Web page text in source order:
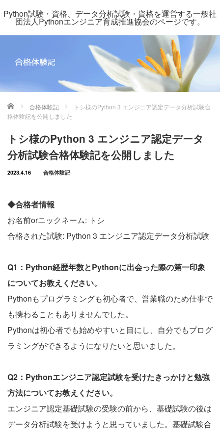
Python試験・資格、データ分析試験・資格を運営する一般社
団法人Pythonエンジニア育成推進協会のページです。
ホーム 合格体験記
トシ様のPython 3 エンジニア認定データ分析試験合
格体験記を公開しました
トシ様のPython 3 エンジニア認定データ
分析試験合格体験記を公開しました
2023.4.16 合格体験記
◆合格者情報
お名前orニックネーム: トシ
合格された試験: Python 3 エンジニア認定データ分析試験
Q1：Python経歴年数とPythonに出会った際の第一印象
についてお教えください。
Pythonもプログラミングも初心者で、営業職のため仕事で
も携わることもありませんでした。
Pythonは初心者でも始めやすいと目にし、自分でもプログ
ラミングができるようになりたいと思いました。
Q2：Pythonエンジニア認定試験を受けたきっかけと勉強
方法についてお教えください。
エンジニア認定基礎試験の受験の前から、基礎試験の後は
データ分析試験を受けようと思っていました。基礎試験合